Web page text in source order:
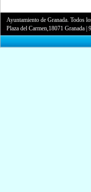
Ayuntamiento de Granada. Todos
Plaza del Carmen,18071 Granada |